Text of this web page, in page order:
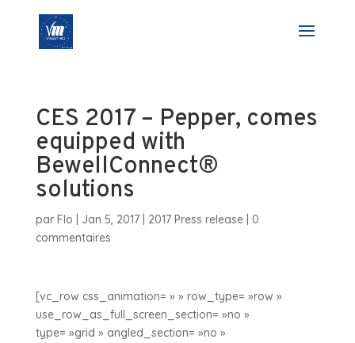
CES 2017 – Pepper, comes
equipped with
BewellConnect®
solutions
par Flo Jan 5, 2017| 2017 Press release| 0
commentaires
[vc_row css_animation= » » row_type= »row »
use_row_as_full_screen_section= »no »
type= »grid » angled_section= »no »